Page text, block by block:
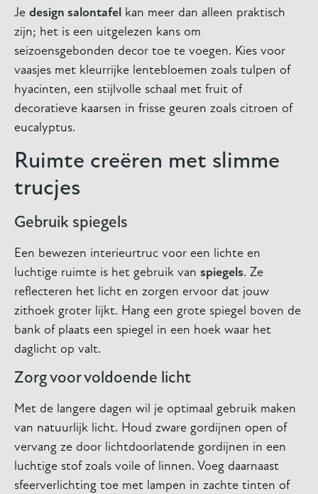
Je design salontafel kan meer dan alleen praktisch
zijn; het is een uitgelezen kans om
seizoensgebonden decor toe te voegen. Kies voor
vaasjes met kleurrijke lentebloemen zoals tulpen of
hyacinten, een stijlvolle schaal met fruit of
decoratieve kaarsen in frisse geuren zoals citroen of
eucalyptus.
Ruimte creëren met slimme
trucjes
Gebruik spiegels
Een bewezen interieurtruc voor een lichte en
luchtige ruimte is het gebruik van spiegels. Ze
reflecteren het licht en zorgen ervoor dat jouw
zithoek groter lijkt. Hang een grote spiegel boven de
bank of plaats een spiegel in een hoek waar het
daglicht op valt.
Zorg voor voldoende licht
Met de langere dagen wil je optimaal gebruik maken
van natuurlijk licht. Houd zware gordijnen open of
vervang ze door lichtdoorlatende gordijnen in een
luchtige stof zoals voile of linnen. Voeg daarnaast
sfeerverlichting toe met lampen in zachte tinten of